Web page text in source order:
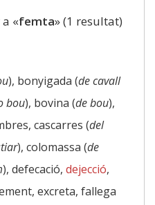
«femta» (1 resultat)
), bonyigada (de cavall
bou), bovina (de bou),
cascarres (del
), colomassa (de
), defecació, dejecció,
excreta, fallega